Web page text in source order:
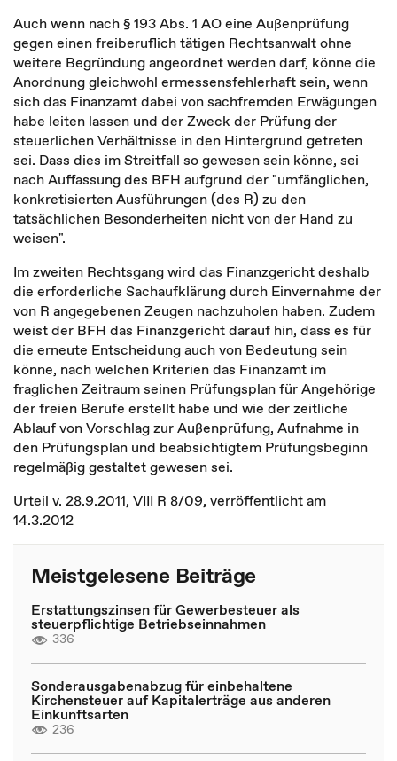
Auch wenn nach § 193 Abs. 1 AO eine Außenprüfung
gegen einen freiberuflich tätigen Rechtsanwalt ohne
weitere Begründung angeordnet werden darf, könne die
Anordnung gleichwohl ermessensfehlerhaft sein, wenn
sich das Finanzamt dabei von sachfremden Erwägungen
habe leiten lassen und der Zweck der Prüfung der
steuerlichen Verhältnisse in den Hintergrund getreten
sei. Dass dies im Streitfall so gewesen sein könne, sei
nach Auffassung des BFH aufgrund der "umfänglichen,
konkretisierten Ausführungen (des R) zu den
tatsächlichen Besonderheiten nicht von der Hand zu
weisen".
Im zweiten Rechtsgang wird das Finanzgericht deshalb
die erforderliche Sachaufklärung durch Einvernahme der
von R angegebenen Zeugen nachzuholen haben. Zudem
weist der BFH das Finanzgericht darauf hin, dass es für
die erneute Entscheidung auch von Bedeutung sein
könne, nach welchen Kriterien das Finanzamt im
fraglichen Zeitraum seinen Prüfungsplan für Angehörige
der freien Berufe erstellt habe und wie der zeitliche
Ablauf von Vorschlag zur Außenprüfung, Aufnahme in
den Prüfungsplan und beabsichtigtem Prüfungsbeginn
regelmäßig gestaltet gewesen sei.
Urteil v. 28.9.2011, VIII R 8/09, verröffentlicht am
14.3.2012
Meistgelesene Beiträge
Erstattungszinsen für Gewerbesteuer als
steuerpflichtige Betriebseinnahmen
336
Sonderausgabenabzug für einbehaltene
Kirchensteuer auf Kapitalerträge aus anderen
Einkunftsarten
236